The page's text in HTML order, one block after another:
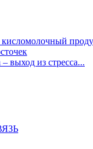
из стресса...